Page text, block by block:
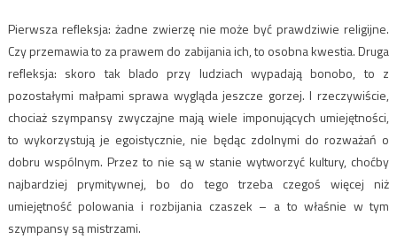
Pierwsza refleksja: żadne zwierzę nie może być prawdziwie religijne.
Czy przemawia to za prawem do zabijania ich, to osobna kwestia. Druga
refleksja: skoro tak blado przy ludziach wypadają bonobo, to z
pozostałymi małpami sprawa wygląda jeszcze gorzej. I rzeczywiście,
chociaż szympansy zwyczajne mają wiele imponujących umiejętności,
to wykorzystują je egoistycznie, nie będąc zdolnymi do rozważań o
dobru wspólnym. Przez to nie są w stanie wytworzyć kultury, choćby
najbardziej prymitywnej, bo do tego trzeba czegoś więcej niż
umiejętność polowania i rozbijania czaszek – a to właśnie w tym
szympansy są mistrzami.